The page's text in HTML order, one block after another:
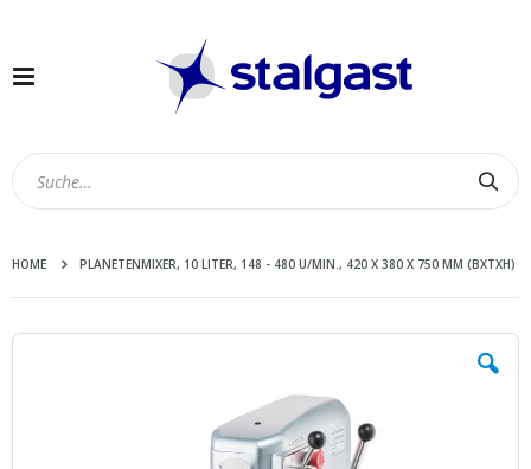
Navigation
HOME PLANETENMIXER, 10 LITER, 148 - 480 U/MIN., 420 X 380 X 750 MM (BXTXH)
Zum